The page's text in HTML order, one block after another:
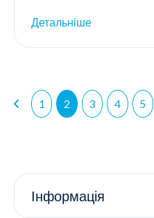
Детальніше
1 2 3 4 5
Інформація